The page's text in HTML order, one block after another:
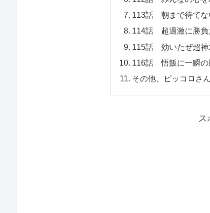
113話 朝まで待て
114話 超過激に勝
115話 効いたぜ超
116話 悟飯に一瞬
その他、ピッコロさ
ス